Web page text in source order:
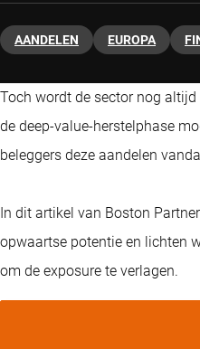
AANDELEN EUROPA
Toch wordt de sector nog
de deep-value-herstelphase
beleggers deze aandelen
In dit artikel van Boston
opwaartse potentie en lichten
om de exposure te verlagen.